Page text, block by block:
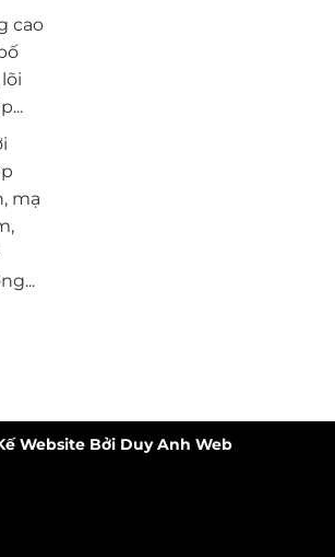
cao
mạ
Website Bởi Duy Anh Web